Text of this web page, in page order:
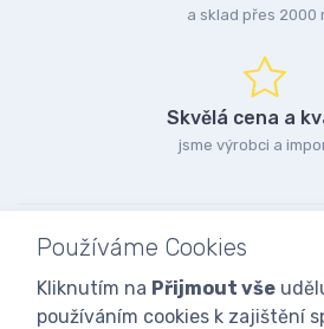
a sklad přes 2000
Skvělá cena a
jsme výrobci a
Používáme Cookies
Kliknutím na Přijmout vše
používáním cookies k zajištění